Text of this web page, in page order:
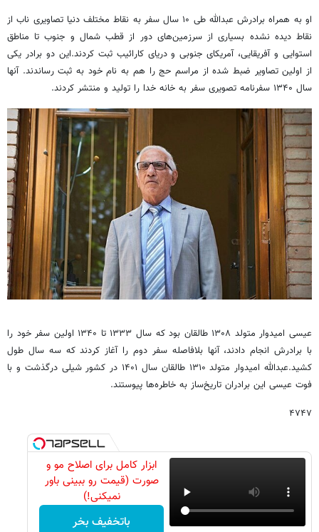
او به همراه برادرش عبدالله طی ۱۰ سال سفر به نقاط مختلف دنیا تصاویری ناب از
نقاط دیده نشده بسیاری از سرزمین‌های دور از قطب شمال و جنوب تا مناطق
استوایی و آفریقایی، آمریکای جنوبی و دریای کارائیب ثبت کردند.این دو برادر یکی
از اولین تصاویر ضبط شده از مراسم حج را هم به نام خود به ثبت رساندند. آنها
سال ۱۳۴۰ سفرنامه تصویری سفر به خانه خدا را تولید و منتشر کردند.
عیسی امیدوار متولد ۱۳۰۸ طالقان بود که سال ۱۳۳۳ تا ۱۳۴۰ اولین سفر خود را
با برادرش انجام دادند، آنها بلافاصله سفر دوم را آغاز کردند که سه سال طول
کشید.عبدالله امیدوار متولد ۱۳۱۰ طالقان سال ۱۴۰۱ در کشور شیلی درگذشت و با
فوت عیسی این برادران تاریخ‌ساز به خاطره‌ها پیوستند.
۴۷۴۷
ابزار کامل برای اصلاح مو و
صورت (قیمت رو ببینی باور
نمیکنی!)
باتخفیف بخر